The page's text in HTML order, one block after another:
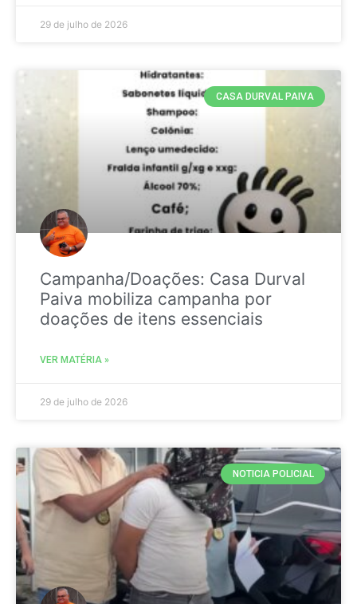
29 de julho de 2026
CASA DURVAL PAIVA
Campanha/Doações: Casa Durval
Paiva mobiliza campanha por
doações de itens essenciais
VER MATÉRIA »
29 de julho de 2026
NOTICIA POLICIAL